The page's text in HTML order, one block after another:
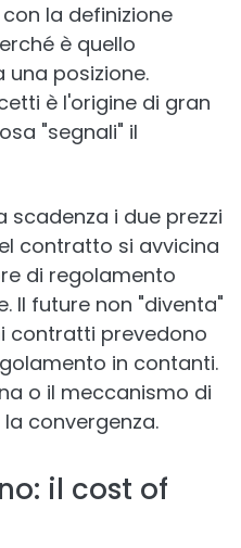
la definizione
è quello
una posizione.
è l'origine di gran
"segnali" il
scadenza i due prezzi
contratto si avvicina
di regolamento
Il future non "diventa"
contratti prevedono
in contanti.
o il meccanismo di
convergenza.
il cost of